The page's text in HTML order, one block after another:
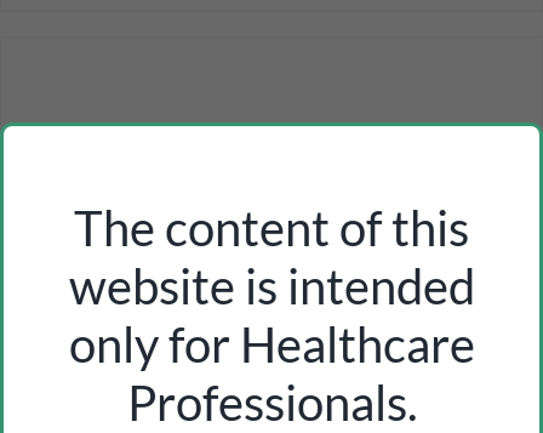
The content of this
website is intended
only for Healthcare
Professionals.